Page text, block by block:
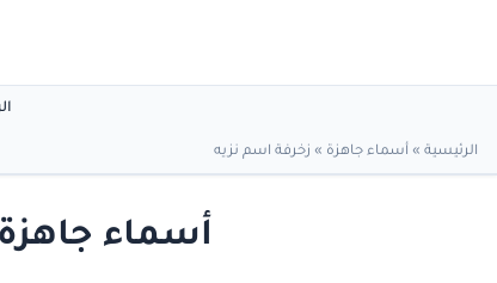
الرئيسية » أسماء جاهزة » زخرفة اسم نزيه
أسماء جاهزة